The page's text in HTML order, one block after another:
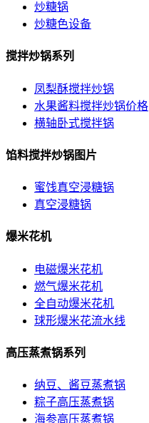
炒糖锅
炒糖色设备
搅拌炒锅系列
凤梨酥搅拌炒锅
水果酱料搅拌炒锅价格
横轴卧式搅拌锅
馅料搅拌炒锅图片
蜜饯真空浸糖锅
真空浸糖锅
爆米花机
电磁爆米花机
燃气爆米花机
全自动爆米花机
球形爆米花流水线
高压蒸煮锅系列
纳豆、酱豆蒸煮锅
粽子高压蒸煮锅
海参高压蒸煮锅